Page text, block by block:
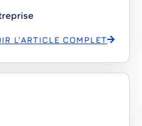
L'ARTICLE COMPLET